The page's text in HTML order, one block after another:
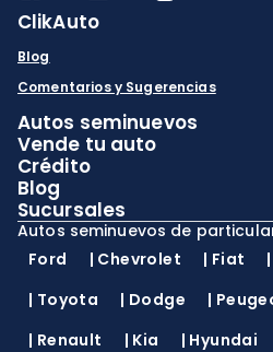
ClikAuto
Blog
Comentarios y Sugerencias
Autos seminuevos
Vende tu auto
Crédito
Blog
Sucursales
Autos seminuevos de
Ford
| Chevrolet | Fiat
| Toyota | Dodge |
| Renault | Kia | Hyundai